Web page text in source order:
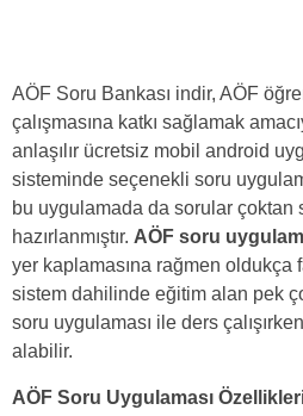
AÖF Soru Bankası indir, AÖF
çalışmasına katkı sağlamak
anlaşılır ücretsiz mobil android
sisteminde seçenekli soru
bu uygulamada da sorular çoktan
hazırlanmıştır. AÖF soru
yer kaplamasına rağmen oldukça
sistem dahilinde eğitim alan pek
soru uygulaması ile ders
alabilir.
AÖF Soru Uygulaması